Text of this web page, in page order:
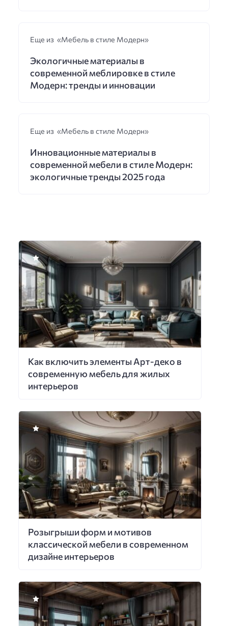
Еще из «Мебель в стиле Модерн»
Экологичные материалы в
современной меблировке в стиле
Модерн: тренды и инновации
Еще из «Мебель в стиле Модерн»
Инновационные материалы в
современной мебели в стиле Модерн:
экологичные тренды 2025 года
Как включить элементы Арт-деко в
современную мебель для жилых
интерьеров
Розыгрыши форм и мотивов
классической мебели в современном
дизайне интерьеров